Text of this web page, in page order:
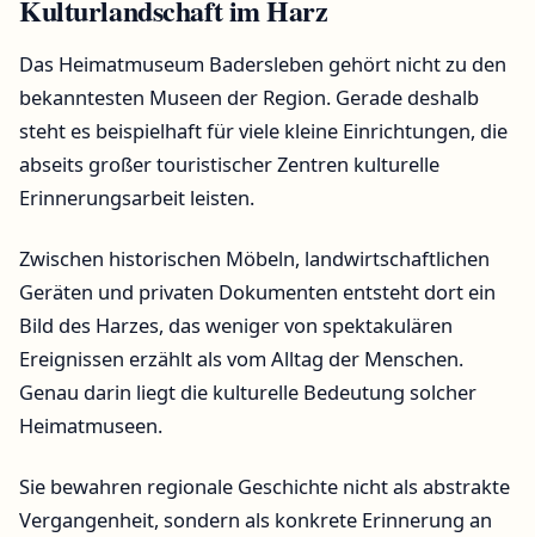
Kulturlandschaft im Harz
Das Heimatmuseum Badersleben gehört nicht zu den
bekanntesten Museen der Region. Gerade deshalb
steht es beispielhaft für viele kleine Einrichtungen, die
abseits großer touristischer Zentren kulturelle
Erinnerungsarbeit leisten.
Zwischen historischen Möbeln, landwirtschaftlichen
Geräten und privaten Dokumenten entsteht dort ein
Bild des Harzes, das weniger von spektakulären
Ereignissen erzählt als vom Alltag der Menschen.
Genau darin liegt die kulturelle Bedeutung solcher
Heimatmuseen.
Sie bewahren regionale Geschichte nicht als abstrakte
Vergangenheit, sondern als konkrete Erinnerung an